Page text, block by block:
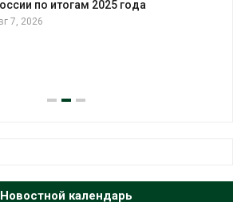
Авг 6, 2026
Новостной календарь